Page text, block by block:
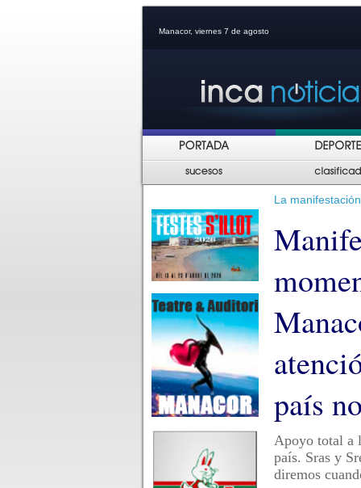
Manacor, viernes 7 de agosto
La
país
Apoyo total a
país. Sras y
diremos